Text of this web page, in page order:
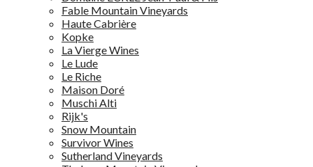
Fable Mountain Vineyards
Haute Cabrière
Kopke
La Vierge Wines
Le Lude
Le Riche
Maison Doré
Muschi Alti
Rijk's
Snow Mountain
Survivor Wines
Sutherland Vineyards